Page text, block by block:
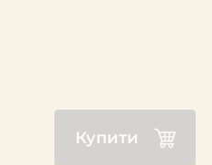
Купити